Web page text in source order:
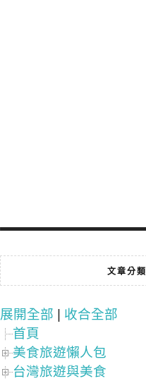
文章分類
展開全部
收合全部
首頁
美食旅遊懶人包
台灣旅遊與美食